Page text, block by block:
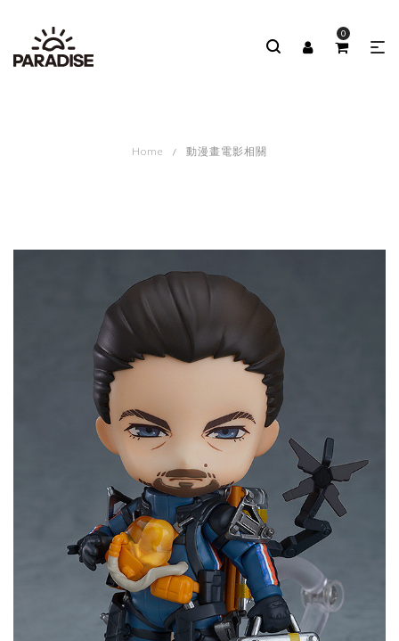
0
Home 動漫畫電影相關